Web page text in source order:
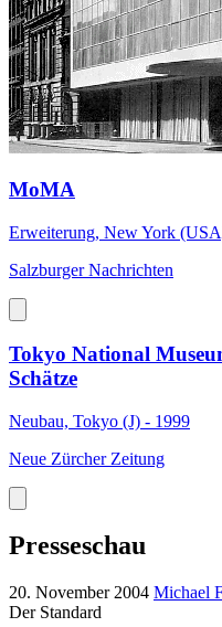
MoMA
Erweiterung, New York
Salzburger Nachrichten
Tokyo National
Schätze
Neubau, Tokyo (J) - 1999
Neue Zürcher Zeitung
Presseschau
20. November 2004 Michael
Der Standard